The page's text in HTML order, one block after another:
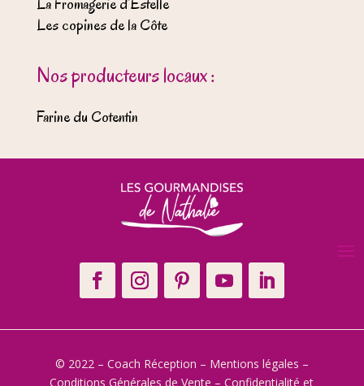
La Fromagerie d’Estelle
Les copines de la Côte
Nos producteurs locaux :
Farine du Cotentin
© 2022 – Coach Réception – Mentions légales –
Conditions Générales de Vente –Confidentialité et